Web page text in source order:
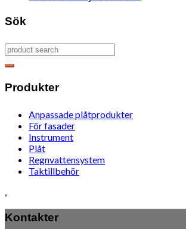
Sök
Produkter
Anpassade plåtprodukter
För fasader
Instrument
Plåt
Regnvattensystem
Taktillbehör
,
Kontakter